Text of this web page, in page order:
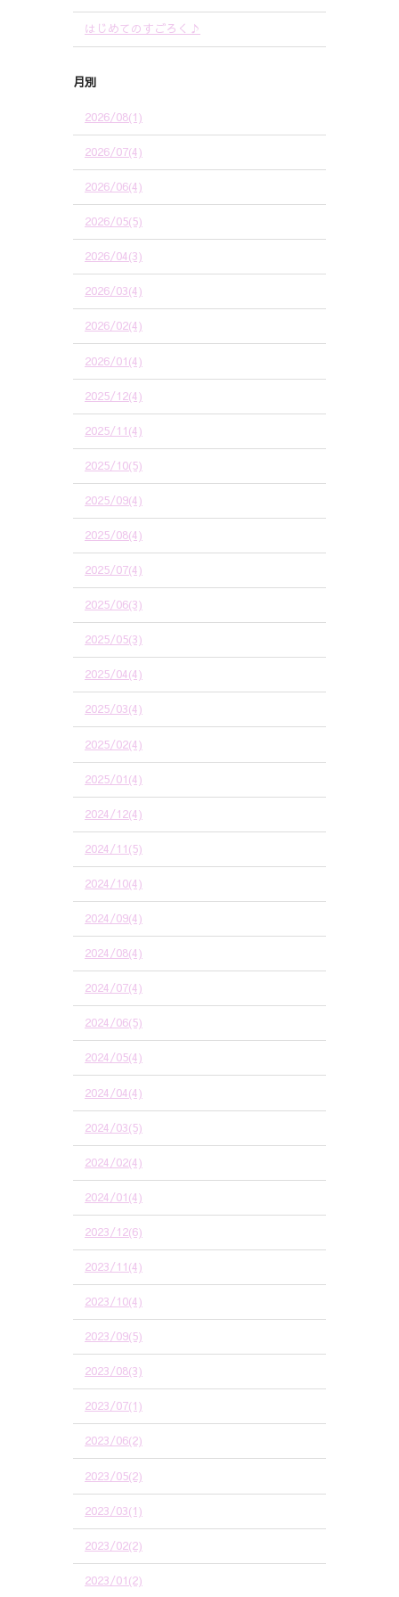
はじめてのすごろく♪
月別
2026/08(1)
2026/07(4)
2026/06(4)
2026/05(5)
2026/04(3)
2026/03(4)
2026/02(4)
2026/01(4)
2025/12(4)
2025/11(4)
2025/10(5)
2025/09(4)
2025/08(4)
2025/07(4)
2025/06(3)
2025/05(3)
2025/04(4)
2025/03(4)
2025/02(4)
2025/01(4)
2024/12(4)
2024/11(5)
2024/10(4)
2024/09(4)
2024/08(4)
2024/07(4)
2024/06(5)
2024/05(4)
2024/04(4)
2024/03(5)
2024/02(4)
2024/01(4)
2023/12(6)
2023/11(4)
2023/10(4)
2023/09(5)
2023/08(3)
2023/07(1)
2023/06(2)
2023/05(2)
2023/03(1)
2023/02(2)
2023/01(2)